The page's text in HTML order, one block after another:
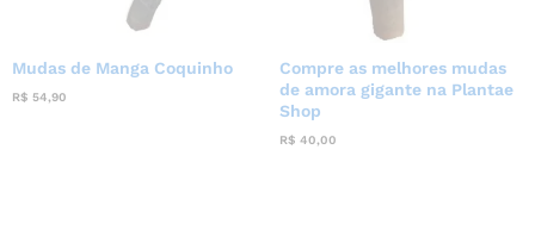
Mudas de Manga Coquinho
R$ 54,90
Compre as melhores mudas
de amora gigante na Plantae
Shop
R$ 40,00